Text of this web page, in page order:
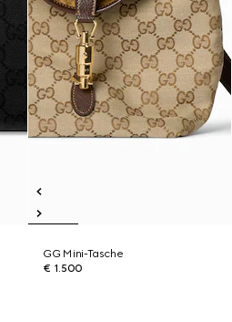
GG Mini-Tasche
€ 1.500